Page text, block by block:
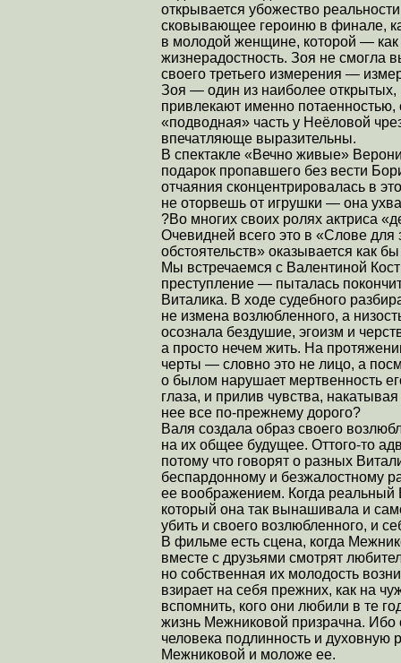
открывается убожество
сковывающее героиню в финале,
в молодой женщине, которой —
жизнерадостность. Зоя не смогла
своего третьего измерения —
Зоя — один из наиболее открытых,
привлекают именно
«подводная» часть у Неёловой
впечатляюще выразительны.
В спектакле «Вечно живые»
подарок пропавшего без вести
отчаяния сконцентрировалась в
не оторвешь от игрушки — она
?Во многих своих ролях актриса
Очевидней всего это в «Слове
обстоятельств» оказывается как
Мы встречаемся с Валентиной
преступление — пыталась
Виталика. В ходе судебного
не измена возлюбленного, а
осознала бездушие, эгоизм и
а просто нечем жить. На
черты — словно это не лицо, а
о былом нарушает мертвенность
глаза, и прилив чувства,
нее все по-прежнему дорого?
Валя создала образ своего
на их общее будущее. Оттого-то
потому что говорят о разных
беспардонному и безжалостному
ее воображением. Когда реальный
который она так вынашивала и
убить и своего возлюбленного, и
В фильме есть сцена, когда
вместе с друзьями смотрят
но собственная их молодость
взирает на себя прежних, как на
вспомнить, кого они любили в те
жизнь Межниковой призрачна.
человека подлинность и духовную
Межниковой и моложе ее.